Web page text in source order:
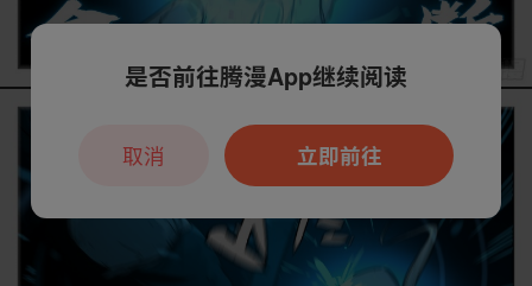
是否前往腾漫App继续阅读
立即前往
取消